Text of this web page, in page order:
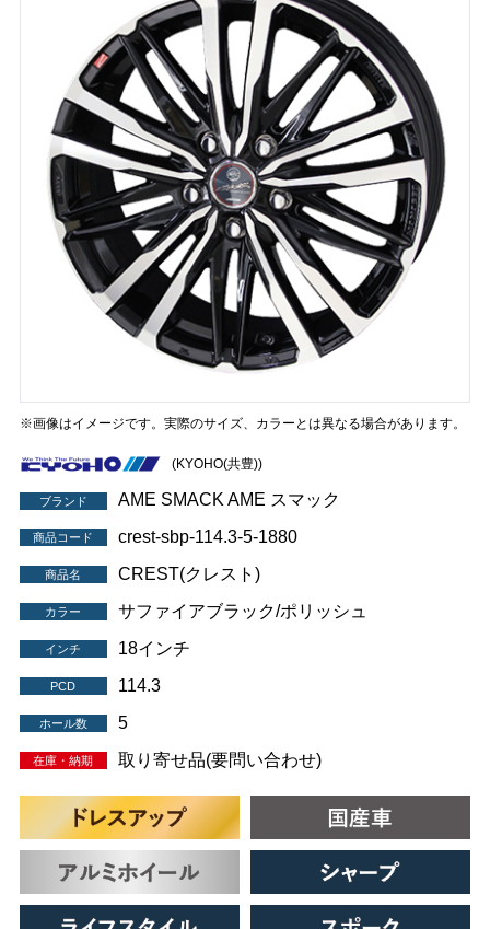
※画像はイメージです。実際のサイズ、カラーとは異なる場合があります。
(KYOHO(共豊))
ブランド AME SMACK AME スマック
商品コード crest-sbp-114.3-5-1880
商品名 CREST(クレスト)
カラー サファイアブラック/ポリッシュ
インチ 18インチ
PCD 114.3
ホール数 5
在庫・納期 取り寄せ品(要問い合わせ)